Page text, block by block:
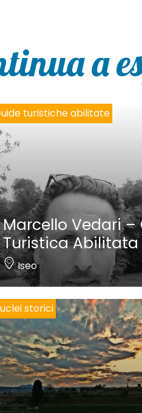
a
turistiche abilitate
Marcello Vedari –
Turistica Abilitata
Iseo
storici